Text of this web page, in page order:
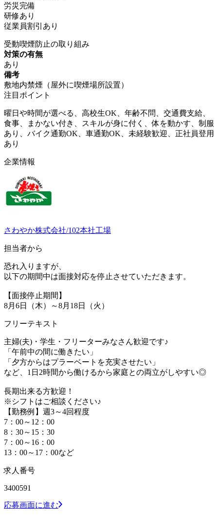
労災完備
研修あり
従業員割引あり
受動喫煙防止の取り組み
対策の有無
あり
備考
敷地内禁煙（屋外に喫煙場所設置）
注目ポイント
曜日や時間が選べる、高校生OK、年齢不問、交通費支給、
食事、まかない付き、スキルが身に付く、体を動かす、制服
あり、バイク通勤OK、車通勤OK、未経験歓迎、正社員登用
あり
企業情報
さわやか株式会社/102本社工場
担当者から
恐れ入りますが、
以下の期間中は面接対応を停止させていただきます。
【面接停止期間】
8月6日（木）～8月18日（火）
フリーテキスト
主婦(夫)・学生・フリーターみなさん歓迎です♪
「午前中の間に働きたい」
「夕方からはプラーベートを充実させたい」
など、1日2時間から働けるから家庭との両立がしやすい◎
長期出来る方歓迎！
※シフトはご相談ください♪
【勤務例】週3～4回程度
7：00～12：00
8：30～15：30
7：00～16：00
13：00～17：00など
求人番号
3400591
応募画面に進む